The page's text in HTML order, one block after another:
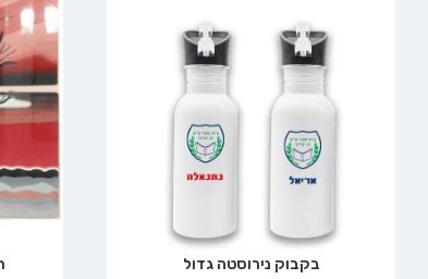
בקבוק נירוסטה גדול